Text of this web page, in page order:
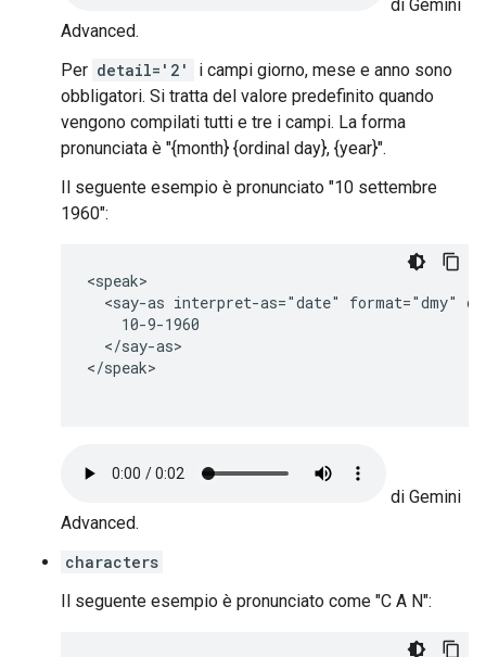
di Gemini
Advanced.
Per detail='2'
i campi giorno, mese e anno sono
obbligatori. Si tratta del valore predefinito quando
vengono compilati tutti e tre i campi. La forma
pronunciata è "{month} {ordinal day}, {year}".
Il seguente esempio è pronunciato "10 settembre
1960":
<speak>
<say-as interpret-as="date" format="dmy"
    10-9-1960
  </say-as>
</speak>
di Gemini
Advanced.
characters
Il seguente esempio è pronunciato come "C A N":